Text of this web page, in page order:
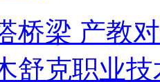
桥梁 产教
舒克职业